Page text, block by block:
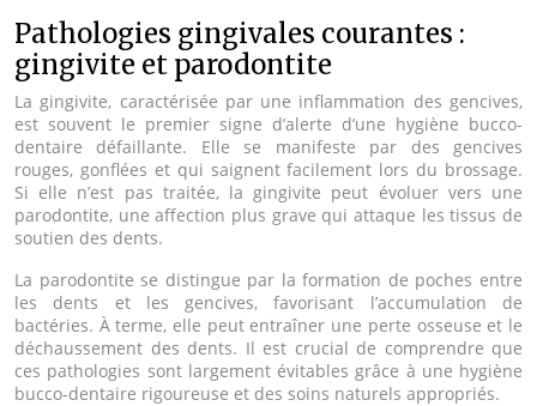
Pathologies gingivales courantes :
gingivite et parodontite
La gingivite, caractérisée par une inflammation des gencives,
est souvent le premier signe d’alerte d’une hygiène bucco-
dentaire défaillante. Elle se manifeste par des gencives
rouges, gonflées et qui saignent facilement lors du brossage.
Si elle n’est pas traitée, la gingivite peut évoluer vers une
parodontite, une affection plus grave qui attaque les tissus de
soutien des dents.
La parodontite se distingue par la formation de poches entre
les dents et les gencives, favorisant l’accumulation de
bactéries. À terme, elle peut entraîner une perte osseuse et le
déchaussement des dents. Il est crucial de comprendre que
ces pathologies sont largement évitables grâce à une hygiène
bucco-dentaire rigoureuse et des soins naturels appropriés.